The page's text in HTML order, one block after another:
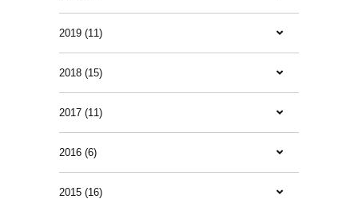
2019 (11)
2018 (15)
2017 (11)
2016 (6)
2015 (16)